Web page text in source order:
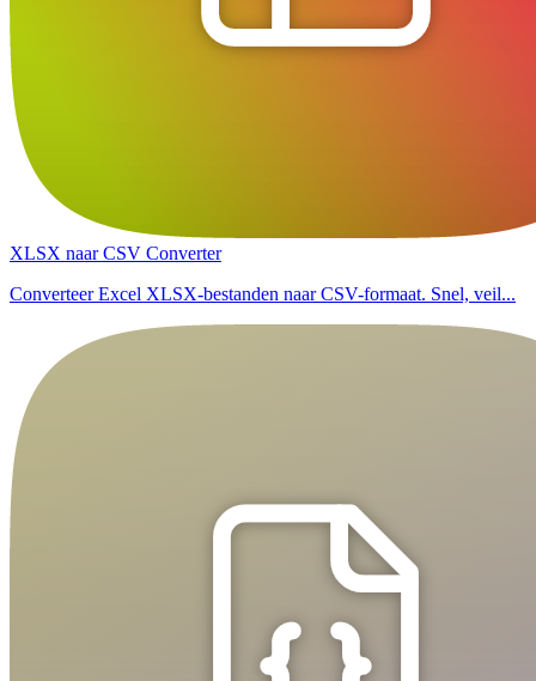
XLSX naar CSV Converter
Converteer Excel XLSX-bestanden naar CSV-formaat. Snel, veil...